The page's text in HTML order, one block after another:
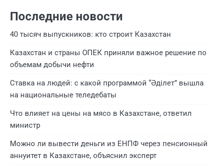
Последние новости
40 тысяч выпускников: кто строит Казахстан
Казахстан и страны ОПЕК приняли важное решение по
объемам добычи нефти
Ставка на людей: с какой программой “Әділет” вышла
на национальные теледебаты
Что влияет на цены на мясо в Казахстане, ответил
министр
Можно ли вывести деньги из ЕНПФ через пенсионный
аннуитет в Казахстане, объяснил эксперт